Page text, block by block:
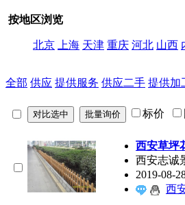
按地区浏览
北京 上海 天津 重庆 河北 山西
全部 供应 提供服务 供应二手 提供加
标价
西安草坪
西安志诚
2019-08-
西